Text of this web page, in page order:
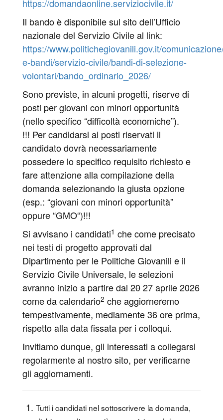
https://domandaonline.serviziocivile.it/
Il bando è disponibile sul sito dell’Ufficio
nazionale del Servizio Civile al link:
https://www.politichegiovanili.gov.it/
e-bandi/servizio-civile/bandi-di-selezione-
volontari/bando_ordinario_2026/
Sono previste, in alcuni progetti, riserve di
posti per giovani con minori opportunità
(nello specifico “difficoltà economiche”).
!!! Per candidarsi ai posti riservati il
candidato dovrà necessariamente
possedere lo specifico requisito richiesto e
fare attenzione alla compilazione della
domanda selezionando la giusta opzione
(esp.: “giovani con minori opportunità”
oppure “GMO“)!!!
Si avvisano i candidati1 che come precisato
nei testi di progetto approvati dal
Dipartimento per le Politiche Giovanili e il
Servizio Civile Universale, le selezioni
avranno inizio a partire dal2027 aprile 2026
come da calendario2 che aggiorneremo
tempestivamente, mediamente 36 ore prima,
rispetto alla data fissata per i colloqui.
Invitiamo dunque, gli interessati a collegarsi
regolarmente al nostro sito, per verificarne
gli aggiornamenti.
Tutti i candidati nel sottoscrivere la domanda,